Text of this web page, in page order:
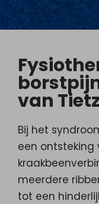
van
Bij het
een ontsteking
meerdere
tot een